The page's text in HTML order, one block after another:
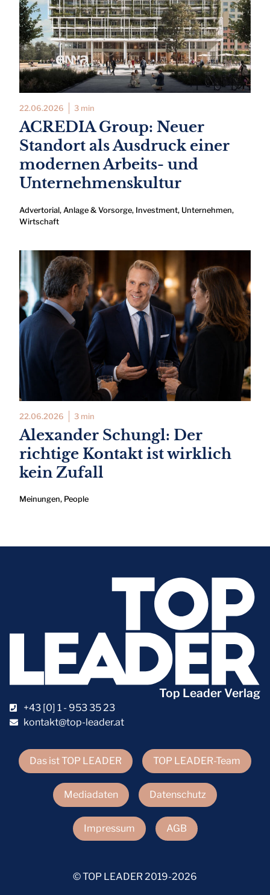
22.06.2026 3 min
ACREDIA Group: Neuer
Standort als Ausdruck einer
modernen Arbeits- und
Unternehmenskultur
Advertorial, Anlage & Vorsorge, Investment, Unternehmen,
Wirtschaft
22.06.2026 3 min
Alexander Schungl: Der
richtige Kontakt ist wirklich
kein Zufall
Meinungen, People
Das ist TOP LEADER TOP LEADER-Team
Mediadaten Datenschutz
Impressum AGB
Top Leader Verlag
+43 [0] 1 - 953 35 23
kontakt@top-leader.at
© TOP LEADER 2019-2026